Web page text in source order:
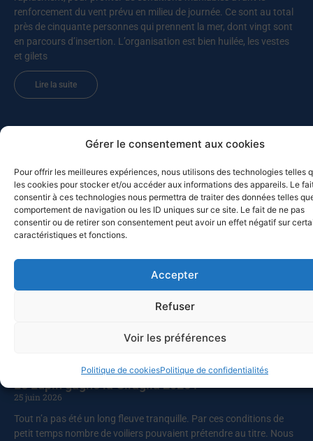
Gérer le consentement aux cookies
Pour offrir les meilleures expériences, nous utilisons des technologies telles
les cookies pour stocker et/ou accéder aux informations des appareils. Le
consentir à ces technologies nous permettra de traiter des données telles
comportement de navigation ou les ID uniques sur ce site. Le fait de ne pas
consentir ou de retirer son consentement peut avoir un effet négatif sur
caractéristiques et fonctions.
Accepter
Refuser
Voir les préférences
Politique de cookiesPolitique de confidentialités
renforcement du vent prévu en milieu de journée. Ce sont au total
près de cinquante personnes qui prennent la mer, dont vingt sont
en parcours d’insertion. L’organisation est bien huilée, les vestes
et gilets
Lire la suite
MED-SOL-26 – Retour au port
Les bateaux participants à la Croisière du solstice 2026 de retour
à Toulon ? Pas vraiment, puisque deux d’entre eux, Chesapeake et
Celtic Legend, prolongent leur navigation. Chesapeake a quitté
Mahon pour Alghero (Sardaigne), avant de revenir vers
Castesardo et de rentrer par la Corse, alors que Celtic Legend a
poursuivre vers la Sicile. Ce sont cette année quatorze bateaux qui
ont participé à la croisière du solstice vers les Baléares, après
Le Lupin gagne la Giraglia 2026 !
25 juin 2026
Tout n’a pas été un long fleuve tranquille. Par ces conditions de
petit temps nombre de voiliers pouvaient prétendre au titre. Nous